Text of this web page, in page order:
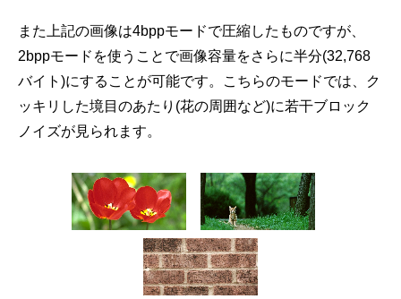
また上記の画像は4bppモードで圧縮したものですが、
2bppモードを使うことで画像容量をさらに半分(32,768
バイト)にすることが可能です。こちらのモードでは、ク
ッキリした境目のあたり(花の周囲など)に若干ブロック
ノイズが見られます。